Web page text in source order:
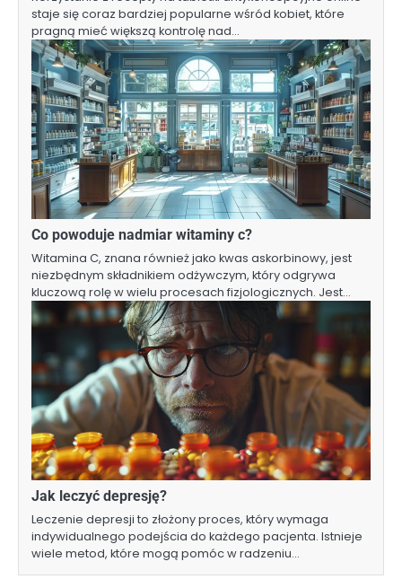
staje się coraz bardziej popularne wśród kobiet, które
pragną mieć większą kontrolę nad…
Co powoduje nadmiar witaminy c?
Witamina C, znana również jako kwas askorbinowy, jest
niezbędnym składnikiem odżywczym, który odgrywa
kluczową rolę w wielu procesach fizjologicznych. Jest…
Jak leczyć depresję?
Leczenie depresji to złożony proces, który wymaga
indywidualnego podejścia do każdego pacjenta. Istnieje
wiele metod, które mogą pomóc w radzeniu…